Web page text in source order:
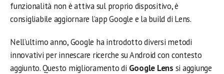
funzionalità non è attiva sul proprio dispositivo, è
consigliabile aggiornare l’app Google e la build di Lens.
Nell’ultimo anno, Google ha introdotto diversi metodi
innovativi per innescare ricerche su Android con contesto
aggiunto. Questo miglioramento di Google Lens si aggiunge